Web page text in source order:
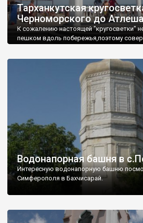
Тарханкутская
Черноморского до
К сожалению настоящей "кругосветки"
пешком вдоль побережья,поэтому
Водонапорная башня в
Интересную водонапорную башню
Симферополя в Бахчисарай.